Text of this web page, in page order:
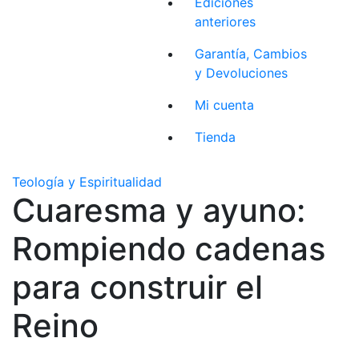
anteriores
Garantía, Cambios
y Devoluciones
Mi cuenta
Tienda
Teología y Espiritualidad
Cuaresma y ayuno:
Rompiendo cadenas
para construir el
Reino